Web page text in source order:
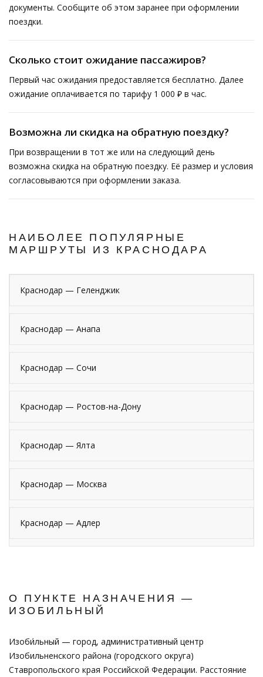
документы. Сообщите об этом заранее при оформлении
поездки.
Сколько стоит ожидание пассажиров?
Первый час ожидания предоставляется бесплатно. Далее
ожидание оплачивается по тарифу 1 000 ₽ в час.
Возможна ли скидка на обратную поездку?
При возвращении в тот же или на следующий день
возможна скидка на обратную поездку. Её размер и условия
согласовываются при оформлении заказа.
НАИБОЛЕЕ ПОПУЛЯРНЫЕ
МАРШРУТЫ ИЗ КРАСНОДАРА
Краснодар — Геленджик
Краснодар — Анапа
Краснодар — Сочи
Краснодар — Ростов-на-Дону
Краснодар — Ялта
Краснодар — Москва
Краснодар — Адлер
О ПУНКТЕ НАЗНАЧЕНИЯ —
ИЗОБИЛЬНЫЙ
Изоби́льный — город, административный центр
Изобильненского района (городского округа)
Ставропольского края Российской Федерации. Расстояние